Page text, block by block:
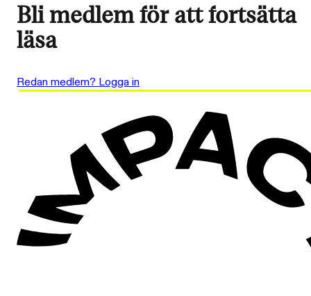
Bli medlem för att fortsätta
läsa
Redan medlem? Logga in